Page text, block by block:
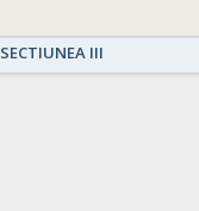
SECTIUNEA III